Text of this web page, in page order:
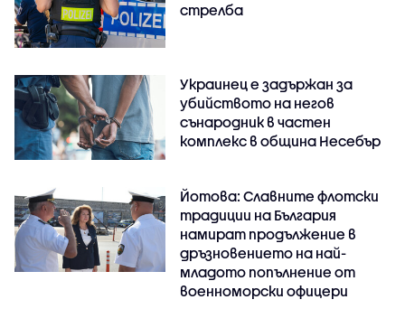
стрелба
Украинец е задържан за
убийството на негов
сънародник в частен
комплекс в община Несебър
Йотова: Славните флотски
традиции на България
намират продължение в
дръзновението на най-
младото попълнение от
военноморски офицери